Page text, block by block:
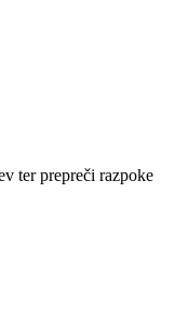
ter prepreči razpoke